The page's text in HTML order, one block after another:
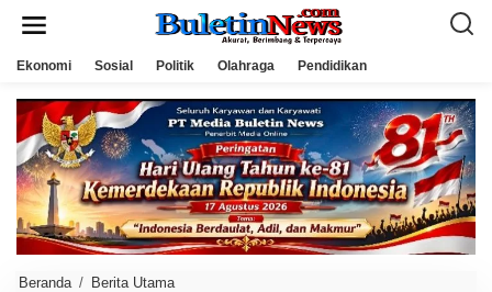
Ekonomi Sosial Politik Olahraga Pendidikan
Beranda / Berita Utama